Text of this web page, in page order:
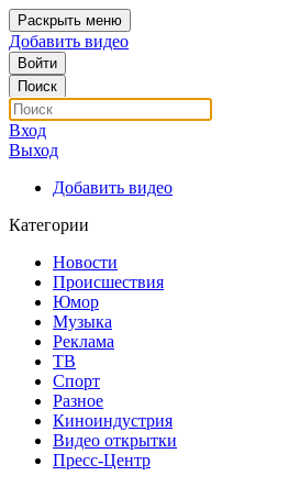
Раскрыть меню
Добавить видео
Войти
Поиск
Вход
Выход
Добавить видео
Категории
Новости
Происшествия
Юмор
Музыка
Реклама
ТВ
Спорт
Разное
Киноиндустрия
Видео открытки
Пресс-Центр